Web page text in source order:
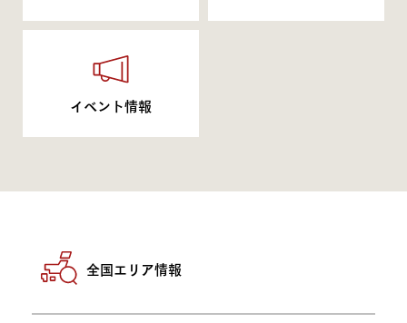
イベント情報
全国エリア情報